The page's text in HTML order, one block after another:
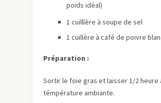
poids idéal)
1 cuilllère à soupe de sel
1 cuillère à café de poivre
Préparation :
Sortir le foie gras et laisser 1/2 heure
témpérature ambiante.